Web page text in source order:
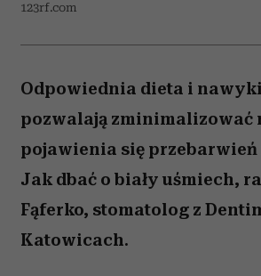
123rf.com
Odpowiednia dieta i
pozwalają zminimalizować
pojawienia się przebarwień
Jak dbać o biały uśmiech,
Fąferko, stomatolog z
Katowicach.